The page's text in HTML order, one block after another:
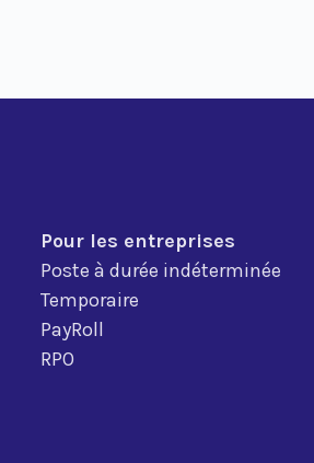
Pour les entreprises
Poste à durée indéterminée
Temporaire
PayRoll
RPO